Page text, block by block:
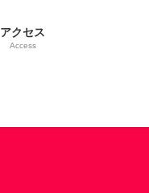
アクセス
Access